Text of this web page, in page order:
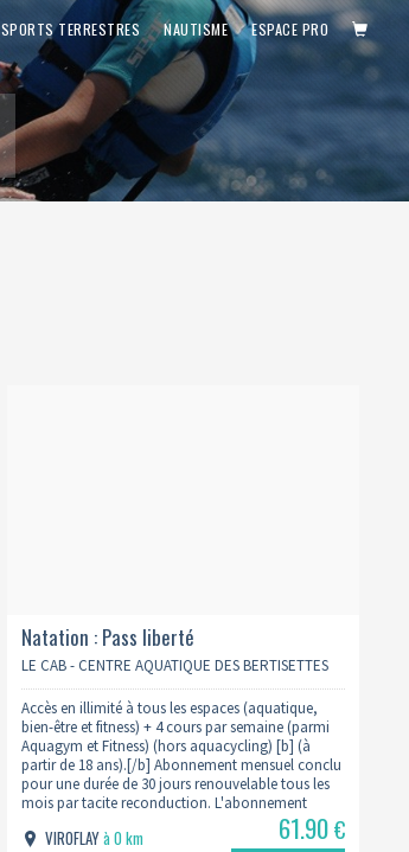
SPORTS TERRESTRES NAUTISME ESPACE PRO
Natation : Pass liberté
LE CAB - CENTRE AQUATIQUE DES BERTISETTES
Accès en illimité à tous les espaces (aquatique,
bien-être et fitness) + 4 cours par semaine (parmi
Aquagym et Fitness) (hors aquacycling) [b] (à
partir de 18 ans).[/b] Abonnement mensuel conclu
pour une durée de 30 jours renouvelable tous les
mois par tacite reconduction. L'abonnement
prend effet à compter de l'inscription. LES FRAIS
D'ADHESION SONT OBLIGATOIRES…
VIROFLAYà 0 km
61.90€